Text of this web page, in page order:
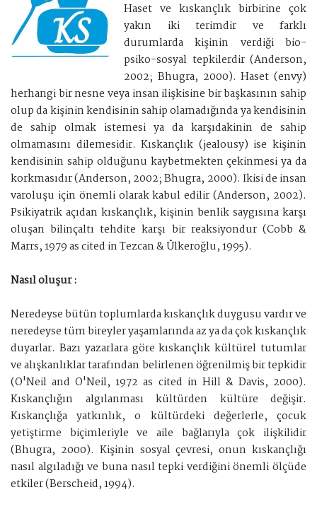
Haset ve kıskançlık birbirine çok
yakın iki terimdir ve farklı
durumlarda kişinin verdiği bio-
psiko-sosyal tepkilerdir (Anderson,
2002; Bhugra, 2000). Haset (envy)
herhangi bir nesne veya insan ilişkisine bir başkasının sahip
olup da kişinin kendisinin sahip olamadığında ya kendisinin
de sahip olmak istemesi ya da karşıdakinin de sahip
olmamasını dilemesidir. Kıskançlık (jealousy) ise kişinin
kendisinin sahip olduğunu kaybetmekten çekinmesi ya da
korkmasıdır (Anderson, 2002; Bhugra, 2000). İkisi de insan
varoluşu için önemli olarak kabul edilir (Anderson, 2002).
Psikiyatrik açıdan kıskançlık, kişinin benlik saygısına karşı
oluşan bilinçaltı tehdite karşı bir reaksiyondur (Cobb &
Marrs, 1979 as cited in Tezcan & Ülkeroğlu, 1995).
Nasıl oluşur :
Neredeyse bütün toplumlarda kıskançlık duygusu vardır ve
neredeyse tüm bireyler yaşamlarında az ya da çok kıskançlık
duyarlar. Bazı yazarlara göre kıskançlık kültürel tutumlar
ve alışkanlıklar tarafından belirlenen öğrenilmiş bir tepkidir
(O'Neil and O'Neil, 1972 as cited in Hill & Davis, 2000).
Kıskançlığın algılanması kültürden kültüre değişir.
Kıskançlığa yatkınlık, o kültürdeki değerlerle, çocuk
yetiştirme biçimleriyle ve aile bağlarıyla çok ilişkilidir
(Bhugra, 2000). Kişinin sosyal çevresi, onun kıskançlığı
nasıl algıladığı ve buna nasıl tepki verdiğini önemli ölçüde
etkiler (Berscheid, 1994).